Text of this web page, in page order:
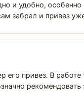
и удобно, особенно
забрал и привез
привез. В работе